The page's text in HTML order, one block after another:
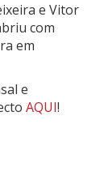
e Vitor
com
em
e
AQUI!